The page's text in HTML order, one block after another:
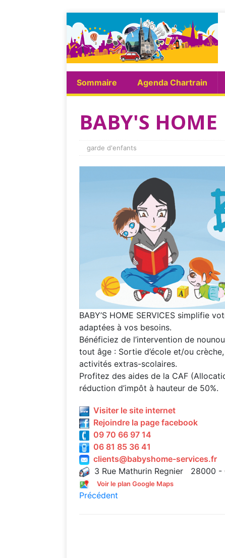
Sommaire Agenda Chartrain
BABY'S HOME
garde d'enfants
BABY’S HOME SERVICES simplifie
adaptées à vos besoins.
Bénéficiez de l’intervention de
tout âge : Sortie d’école et/ou
activités extras-scolaires.
Profitez des aides de la CAF
réduction d’impôt à hauteur de 50%.
Visiter le site internet
Rejoindre la page facebook
09 70 66 97 14
06 81 85 36 41
clients@babyshome-services.fr
3 Rue Mathurin Regnier 28000 -
Voir le plan Google Maps
Précédent